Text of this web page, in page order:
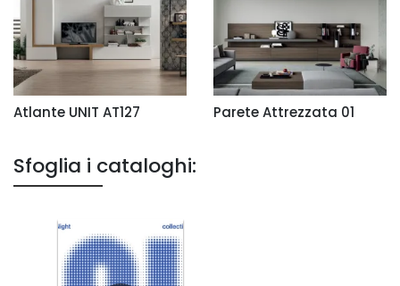
Atlante UNIT AT127 Parete Attrezzata 01
Sfoglia i cataloghi: